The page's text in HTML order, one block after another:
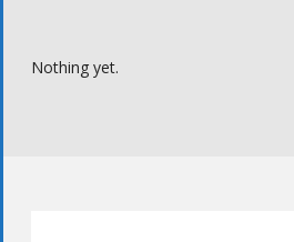
Nothing yet.